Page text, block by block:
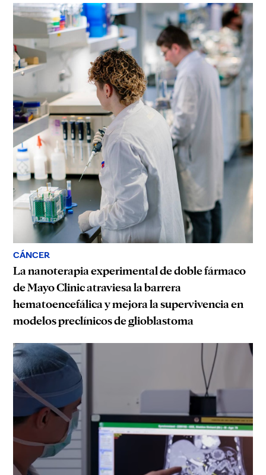
CÁNCER
La nanoterapia experimental de doble fármaco
de Mayo Clinic atraviesa la barrera
hematoencefálica y mejora la supervivencia en
modelos preclínicos de glioblastoma